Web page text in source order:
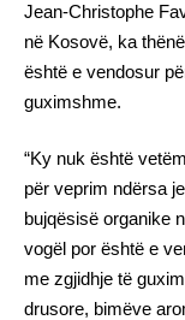
Jean-Christophe
në Kosovë, ka
është e vendosur
guximshme.
“Ky nuk është
për veprim ndërsa
bujqësisë organike
vogël por është e
me zgjidhje të
drusore, bimëve